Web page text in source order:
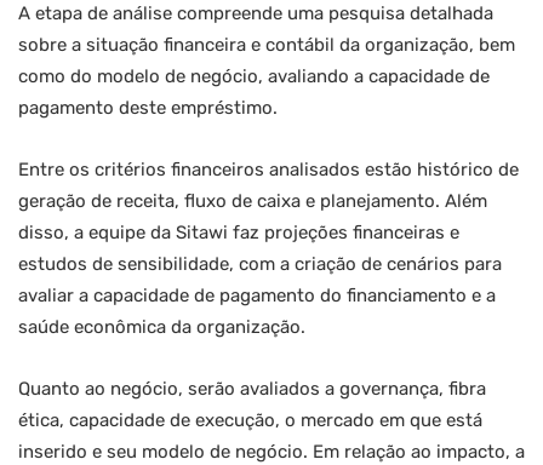
A etapa de análise compreende uma pesquisa detalhada
sobre a situação financeira e contábil da organização, bem
como do modelo de negócio, avaliando a capacidade de
pagamento deste empréstimo.
Entre os critérios financeiros analisados estão histórico de
geração de receita, fluxo de caixa e planejamento. Além
disso, a equipe da Sitawi faz projeções financeiras e
estudos de sensibilidade, com a criação de cenários para
avaliar a capacidade de pagamento do financiamento e a
saúde econômica da organização.
Quanto ao negócio, serão avaliados a governança, fibra
ética, capacidade de execução, o mercado em que está
inserido e seu modelo de negócio. Em relação ao impacto, a